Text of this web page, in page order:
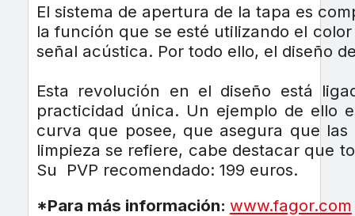
El sistema de apertura de la tapa es
la función que se esté utilizando el
señal acústica. Por todo ello, el diseño
Esta revolución en el diseño está
practicidad única. Un ejemplo de ello
curva que posee, que asegura que
limpieza se refiere, cabe destacar que
Su PVP recomendado: 199 euros.
*Para más información: www.fagor.com